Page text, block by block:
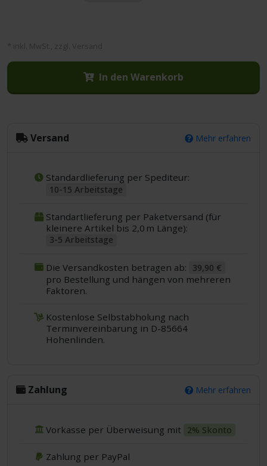
* inkl. MwSt., zzgl. Versand
In den Warenkorb
Versand Mehr erfahren
Standardlieferung per Spediteur:
10-15 Arbeitstage
Standartlieferung per Paketversand (für
kleinere Artikel bis 2,0 m Länge):
3-5 Arbeitstage
Die Versandkosten betragen ab: 39,90 €
pro Bestellung und hängen von mehreren
Faktoren.
Kostenlose Selbstabholung nach
Terminvereinbarung in D-85664
Hohenlinden.
Zahlung Mehr erfahren
Vorkasse per Überweisung mit 2% Skonto
Zahlung per PayPal